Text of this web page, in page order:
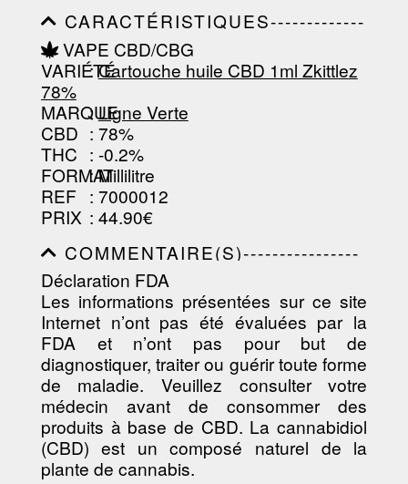
CARACTÉRISTIQUES-------------
-----------------------------------------
-----------------------------------------
-----------------------------------------
-----------------------------------------
--------------------------------
VAPE CBD/CBG
VARIÉTÉ
:Cartouche huile CBD 1ml Zkittlez
78%
MARQUE
:Ligne Verte
CBD : 78%
THC : -0.2%
FORMAT: Millilitre
REF : 7000012
PRIX : 44.90€
COMMENTAIRE(S)----------------
-----------------------------------------
-----------------------------------------
-----------------------------------------
-----------------------------------------
-----------------------------
Déclaration FDA
Les informations présentées sur ce site
Internet n’ont pas été évaluées par la
FDA et n’ont pas pour but de
diagnostiquer, traiter ou guérir toute forme
de maladie. Veuillez consulter votre
médecin avant de consommer des
produits à base de CBD. La cannabidiol
(CBD) est un composé naturel de la
plante de cannabis.